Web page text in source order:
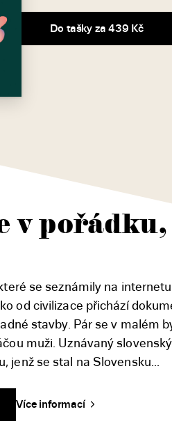
Do tašky za 439 Kč
v
se seznámily na
od civilizace přichází
stavby. Pár se v malém
muži. Uznávaný
jenž se stal na Slovensku...
Více informací